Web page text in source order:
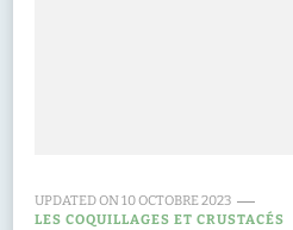
UPDATED ON10 OCTOBRE 2023
LES COQUILLAGES ET CRUSTACÉS